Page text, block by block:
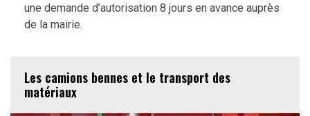
une demande d’autorisation 8 jours en avance auprès
de la mairie.
Les camions bennes et le transport des
matériaux